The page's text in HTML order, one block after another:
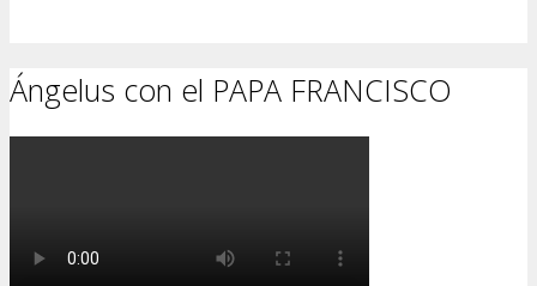
Ángelus con el PAPA FRANCISCO